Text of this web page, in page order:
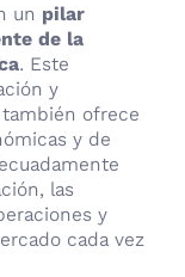
un pilar
de la
. Este
y
ofrece
y de
las
y
cada vez